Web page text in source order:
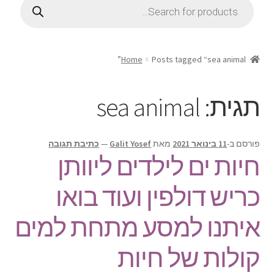
תפריט
הרחב
ידע כללי
צור קשר
Products
search
search
Home Posts tagged “sea animal”
תגית: sea animal
פורסם ב-11 בינואר 2021 מאתGalit Yosef
— כתיבת תגובה
חיות ים לילדים ליוותן
כריש דולפין ועוד בואו
איתנו למסע מתחת למים
קולות של חיות